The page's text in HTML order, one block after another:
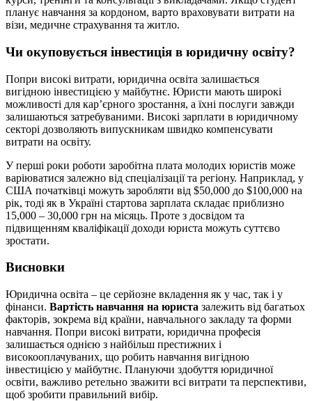
планує навчання за кордоном, варто враховувати витрати на
візи, медичне страхування та житло.
Чи окуповується інвестиція в юридичну освіту?
Попри високі витрати, юридична освіта залишається
вигідною інвестицією у майбутнє. Юристи мають широкі
можливості для кар’єрного зростання, а їхні послуги завжди
залишаються затребуваними. Високі зарплати в юридичному
секторі дозволяють випускникам швидко компенсувати
витрати на освіту.
У перші роки роботи заробітна плата молодих юристів може
варіюватися залежно від спеціалізації та регіону. Наприклад, у
США початківці можуть заробляти від $50,000 до $100,000 на
рік, тоді як в Україні стартова зарплата складає приблизно
15,000 – 30,000 грн на місяць. Проте з досвідом та
підвищенням кваліфікації доходи юриста можуть суттєво
зростати.
Висновки
Юридична освіта – це серйозне вкладення як у час, так і у
фінанси. Вартість навчання на юриста залежить від багатьох
факторів, зокрема від країни, навчального закладу та форми
навчання. Попри високі витрати, юридична професія
залишається однією з найбільш престижних і
високооплачуваних, що робить навчання вигідною
інвестицією у майбутнє. Плануючи здобуття юридичної
освіти, важливо ретельно зважити всі витрати та перспективи,
щоб зробити правильний вибір.